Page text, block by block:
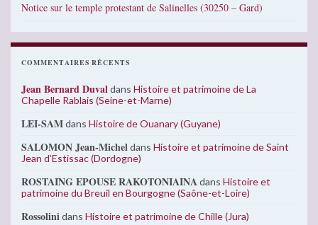
Notice sur le temple protestant de Salinelles (30250 – Gard)
COMMENTAIRES RÉCENTS
Jean Bernard Duvaldans Histoire et patrimoine de La
Chapelle Rablais (Seine-et-Marne)
LEI-SAMdans Histoire de Ouanary (Guyane)
SALOMON Jean-Micheldans Histoire et patrimoine de Saint
Jean d’Estissac (Dordogne)
ROSTAING EPOUSE RAKOTONIAINAdans Histoire et
patrimoine du Breuil en Bourgogne (Saône-et-Loire)
Rossolinidans Histoire et patrimoine de Chille (Jura)